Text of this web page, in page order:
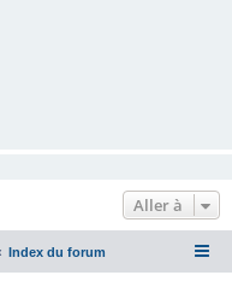
Aller à
Index du forum